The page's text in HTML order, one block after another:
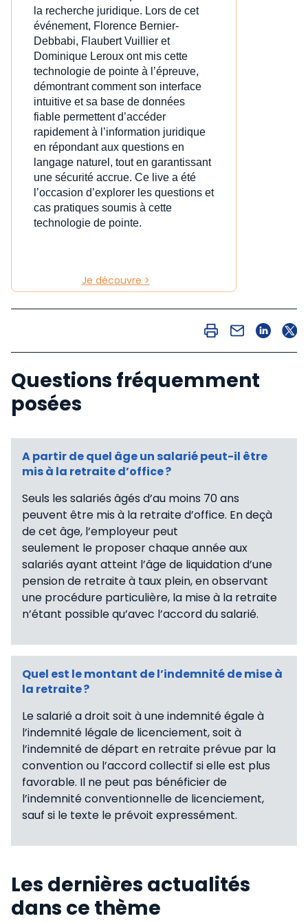
la recherche juridique. Lors de cet
événement, Florence Bernier-
Debbabi, Flaubert Vuillier et
Dominique Leroux ont mis cette
technologie de pointe à l’épreuve,
démontrant comment son interface
intuitive et sa base de données
fiable permettent d’accéder
rapidement à l’information juridique
en répondant aux questions en
langage naturel, tout en garantissant
une sécurité accrue. Ce live a été
l’occasion d’explorer les questions et
cas pratiques soumis à cette
technologie de pointe.
Je découvre >
Questions fréquemment
posées
A partir de quel âge un salarié peut-il être
mis à la retraite d’office ?
Seuls les salariés âgés d’au moins 70 ans
peuvent être mis à la retraite d’office. En deçà
de cet âge, l’employeur peut
seulement le proposer chaque année aux
salariés ayant atteint l’âge de liquidation d’une
pension de retraite à taux plein, en observant
une procédure particulière, la mise à la retraite
n’étant possible qu’avec l’accord du salarié.
Quel est le montant de l’indemnité de mise à
la retraite ?
Le salarié a droit soit à une indemnité égale à
l’indemnité légale de licenciement, soit à
l’indemnité de départ en retraite prévue par la
convention ou l’accord collectif si elle est plus
favorable. Il ne peut pas bénéficier de
l’indemnité conventionnelle de licenciement,
sauf si le texte le prévoit expressément.
Les dernières actualités
dans ce thème